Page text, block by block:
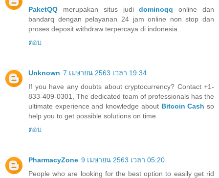
PaketQQ merupakan situs judidominoqq online dan
bandarq dengan pelayanan 24 jam online non stop dan
proses deposit withdraw terpercaya di indonesia.
ตอบ
Unknown 7 เมษายน 2563 เวลา 19:34
If you have any doubts about cryptocurrency? Contact +1-
833-409-0301, The dedicated team of professionals has the
ultimate experience and knowledge about Bitcoin Cash so
help you to get possible solutions on time.
ตอบ
PharmacyZone 9 เมษายน 2563 เวลา 05:20
People who are looking for the best option to easily get rid